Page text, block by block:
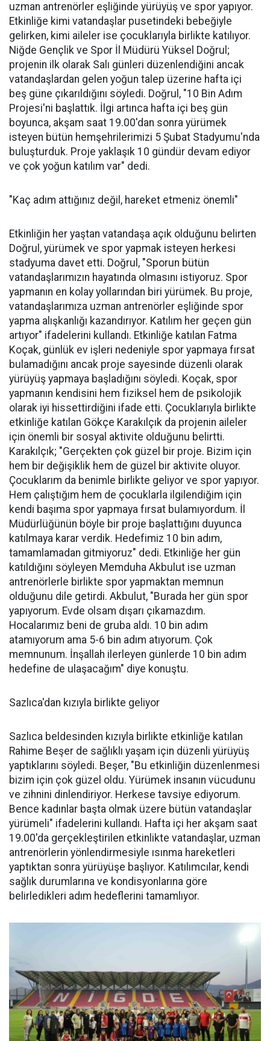
uzman antrenörler eşliğinde yürüyüş ve spor yapıyor.
Etkinliğe kimi vatandaşlar pusetindeki bebeğiyle
gelirken, kimi aileler ise çocuklarıyla birlikte katılıyor.
Niğde Gençlik ve Spor İl Müdürü Yüksel Doğrul;
projenin ilk olarak Salı günleri düzenlendiğini ancak
vatandaşlardan gelen yoğun talep üzerine hafta içi
beş güne çıkarıldığını söyledi. Doğrul, "10 Bin Adım
Projesi'ni başlattık. İlgi artınca hafta içi beş gün
boyunca, akşam saat 19.00'dan sonra yürümek
isteyen bütün hemşehrilerimizi 5 Şubat Stadyumu'nda
buluşturduk. Proje yaklaşık 10 gündür devam ediyor
ve çok yoğun katılım var" dedi.
"Kaç adım attığınız değil, hareket etmeniz önemli"
Etkinliğin her yaştan vatandaşa açık olduğunu belirten
Doğrul, yürümek ve spor yapmak isteyen herkesi
stadyuma davet etti. Doğrul, "Sporun bütün
vatandaşlarımızın hayatında olmasını istiyoruz. Spor
yapmanın en kolay yollarından biri yürümek. Bu proje,
vatandaşlarımıza uzman antrenörler eşliğinde spor
yapma alışkanlığı kazandırıyor. Katılım her geçen gün
artıyor" ifadelerini kullandı. Etkinliğe katılan Fatma
Koçak, günlük ev işleri nedeniyle spor yapmaya fırsat
bulamadığını ancak proje sayesinde düzenli olarak
yürüyüş yapmaya başladığını söyledi. Koçak, spor
yapmanın kendisini hem fiziksel hem de psikolojik
olarak iyi hissettirdiğini ifade etti. Çocuklarıyla birlikte
etkinliğe katılan Gökçe Karakılçık da projenin aileler
için önemli bir sosyal aktivite olduğunu belirtti.
Karakılçık; "Gerçekten çok güzel bir proje. Bizim için
hem bir değişiklik hem de güzel bir aktivite oluyor.
Çocuklarım da benimle birlikte geliyor ve spor yapıyor.
Hem çalıştığım hem de çocuklarla ilgilendiğim için
kendi başıma spor yapmaya fırsat bulamıyordum. İl
Müdürlüğünün böyle bir proje başlattığını duyunca
katılmaya karar verdik. Hedefimiz 10 bin adım,
tamamlamadan gitmiyoruz" dedi. Etkinliğe her gün
katıldığını söyleyen Memduha Akbulut ise uzman
antrenörlerle birlikte spor yapmaktan memnun
olduğunu dile getirdi. Akbulut, "Burada her gün spor
yapıyorum. Evde olsam dışarı çıkamazdım.
Hocalarımız beni de gruba aldı. 10 bin adım
atamıyorum ama 5-6 bin adım atıyorum. Çok
memnunum. İnşallah ilerleyen günlerde 10 bin adım
hedefine de ulaşacağım" diye konuştu.
Sazlıca'dan kızıyla birlikte geliyor
Sazlıca beldesinden kızıyla birlikte etkinliğe katılan
Rahime Beşer de sağlıklı yaşam için düzenli yürüyüş
yaptıklarını söyledi. Beşer, "Bu etkinliğin düzenlenmesi
bizim için çok güzel oldu. Yürümek insanın vücudunu
ve zihnini dinlendiriyor. Herkese tavsiye ediyorum.
Bence kadınlar başta olmak üzere bütün vatandaşlar
yürümeli" ifadelerini kullandı. Hafta içi her akşam saat
19.00'da gerçekleştirilen etkinlikte vatandaşlar, uzman
antrenörlerin yönlendirmesiyle ısınma hareketleri
yaptıktan sonra yürüyüşe başlıyor. Katılımcılar, kendi
sağlık durumlarına ve kondisyonlarına göre
belirledikleri adım hedeflerini tamamlıyor.